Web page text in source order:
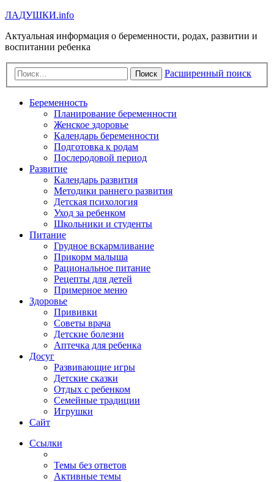
ЛАДУШКИ.info
Актуальная информация о беременности, родах, развитии и
воспитании ребенка
Поиск Расширенный поиск
Беременность
Планирование беременности
Женское здоровье
Календарь беременности
Подготовка к родам
Послеродовой период
Развитие
Календарь развития
Методики раннего развития
Детская психология
Уход за ребенком
Школьники и студенты
Питание
Грудное вскармливание
Прикорм малыша
Рациональное питание
Рецепты для детей
Примерное меню
Здоровье
Прививки
Советы врача
Детские болезни
Аптечка для ребенка
Досуг
Развивающие игры
Детские сказки
Отдых с ребенком
Семейные традиции
Игрушки
Сайт
Ссылки
Темы без ответов
Активные темы